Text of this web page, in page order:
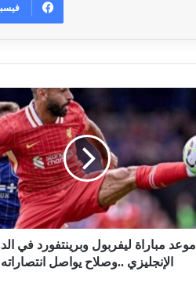
موعد مباراة ليفربول وبرينتفورد في
الإنجليزي ..وصلاح يواصل انتصاراته